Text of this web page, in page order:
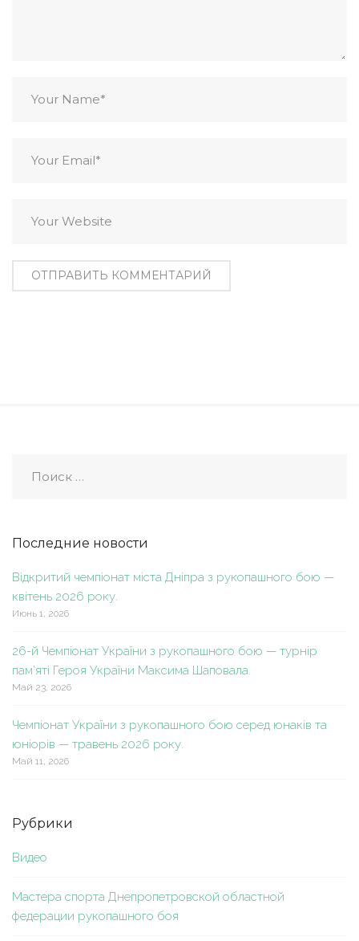
Последние новости
Відкритий чемпіонат міста Дніпра з рукопашного бою —
квітень 2026 року.
Июнь 1, 2026
26-й Чемпіонат України з рукопашного бою — турнір
пам’яті Героя України Максима Шаповала.
Май 23, 2026
Чемпіонат України з рукопашного бою серед юнаків та
юніорів — травень 2026 року.
Май 11, 2026
Рубрики
Видео
Мастера спорта Днепропетровской областной
федерации рукопашного боя